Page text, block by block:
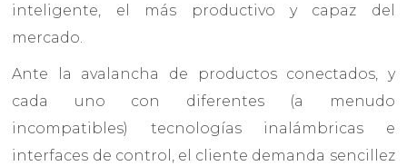
inteligente, el más productivo y capaz del
mercado.
Ante la avalancha de productos conectados, y
cada uno con diferentes (a menudo
incompatibles) tecnologías inalámbricas e
interfaces de control, el cliente demanda sencillez